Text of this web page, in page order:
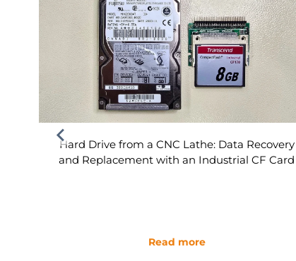
Hard Drive from a CNC Lathe: Data Recovery
and Replacement with an Industrial CF Card
Read more